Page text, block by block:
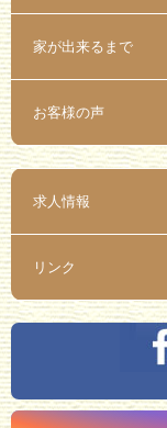
家が出来るまで
お客様の声
求人情報
リンク